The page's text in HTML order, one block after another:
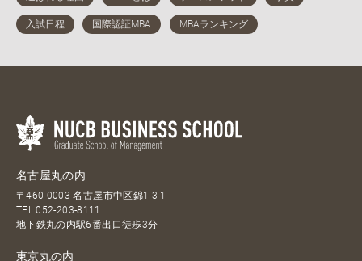
名古屋丸の内
〒460-0003 名古屋市中区錦1-3-1
TEL052-203-8111
地下鉄丸の内駅6番出口徒歩3分
東京丸の内